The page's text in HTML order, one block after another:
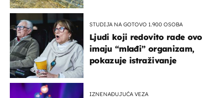
STUDIJA NA GOTOVO 1.900 OSOBA
Ljudi koji redovito rade ovo
imaju “mlađi” organizam,
pokazuje istraživanje
IZNENAĐUJUĆA VEZA